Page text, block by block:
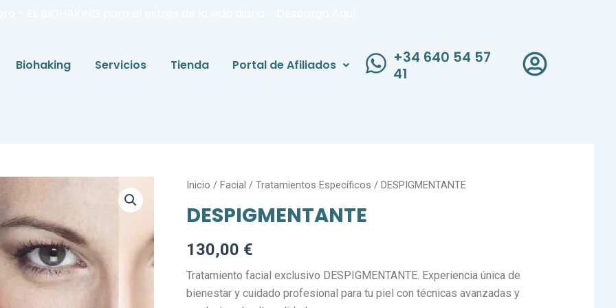
Biohaking Servicios Tienda Portal de Afiliados
+34 640 54 57
41
Inicio /Facial /Tratamientos Específicos / DESPIGMENTANTE
DESPIGMENTANTE
130,00 €
Tratamiento facial exclusivo DESPIGMENTANTE. Experiencia única de
bienestar y cuidado profesional para tu piel con técnicas avanzadas y
DESPIGMENTANTE